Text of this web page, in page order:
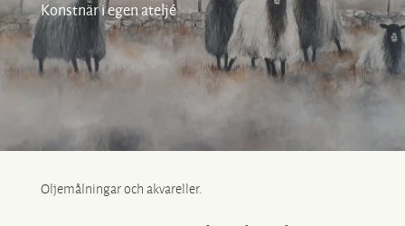
Konstnär i egen ateljé
Oljemålningar och akvareller.